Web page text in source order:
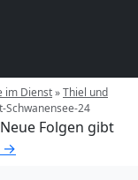
im Dienst»Thiel und
Schwanensee-24
Neue Folgen gibt
→